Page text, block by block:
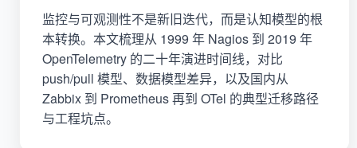
监控与可观测性不是新旧迭代，而是认知模型的根
本转换。本文梳理从 1999 年 Nagios 到 2019 年
OpenTelemetry 的二十年演进时间线，对比
push/pull 模型、数据模型差异，以及国内从
Zabbix 到 Prometheus 再到 OTel 的典型迁移路径
与工程坑点。